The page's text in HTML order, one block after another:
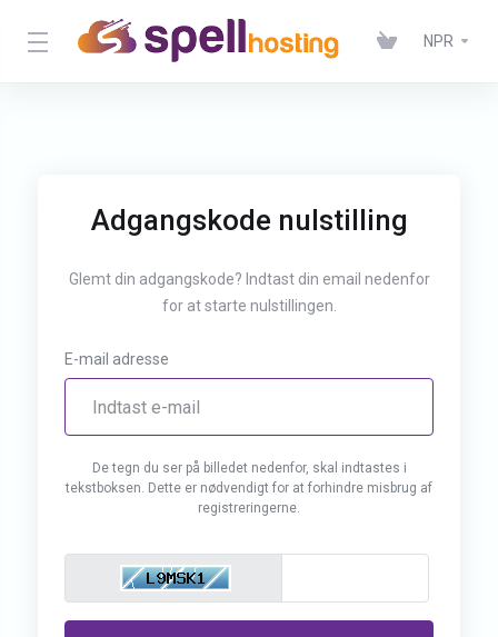
NPR
Adgangskode nulstilling
Glemt din adgangskode? Indtast din email nedenfor
for at starte nulstillingen.
E-mail adresse
De tegn du ser på billedet nedenfor, skal indtastes i
tekstboksen. Dette er nødvendigt for at forhindre misbrug af
registreringerne.